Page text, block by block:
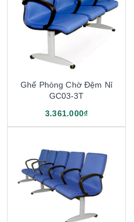
Ghế Phòng Chờ Đệm Nỉ
GC03-3T
3.361.000₫